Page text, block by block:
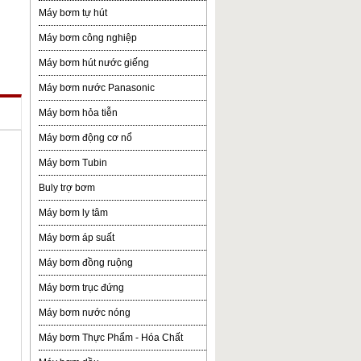
Máy bơm tự hút
Máy bơm công nghiệp
Máy bơm hút nước giếng
Máy bơm nước Panasonic
Máy bơm hỏa tiễn
Máy bơm động cơ nổ
Máy bơm Tubin
Buly trợ bơm
Máy bơm ly tâm
Máy bơm áp suất
Máy bơm đồng ruộng
Máy bơm trục đứng
Máy bơm nước nóng
Máy bơm Thực Phẩm - Hóa Chất